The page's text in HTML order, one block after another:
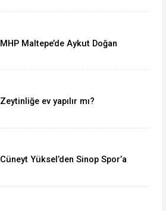
MHP Maltepe’de Aykut Doğan
Zeytinliğe ev yapılır mı?
Cüneyt Yüksel’den Sinop Spor’a